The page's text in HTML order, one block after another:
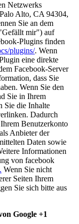
Netzwerks
Alto, CA 94304,
Sie an dem
mir") auf
Plugins finden
plugins/. Wenn
eine direkte
Facebook-Server
dass Sie
Wenn Sie den
Sie in Ihrem
Sie die Inhalte
Dadurch
Benutzerkonto
Anbieter der
Daten sowie
Informationen
von facebook
Wenn Sie nicht
Seiten Ihrem
Sie sich bitte aus
Google +1